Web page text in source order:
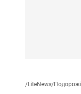
/LiteNews/Подорожі